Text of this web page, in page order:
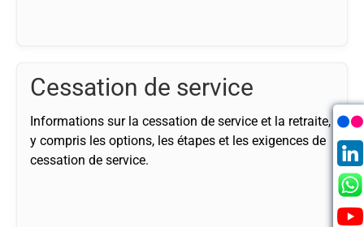
Cessation de service
Informations sur la cessation de service et la retraite,
y compris les options, les étapes et les exigences de
cessation de service.